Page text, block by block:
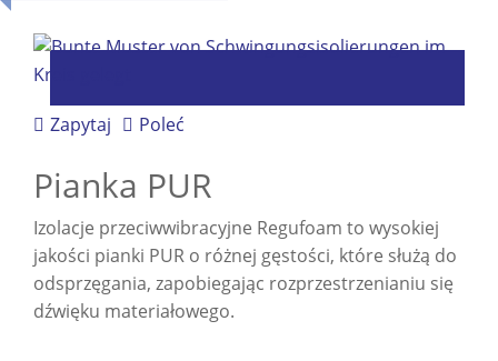
Zapytaj Poleć
Pianka PUR
Izolacje przeciwwibracyjne Regufoam to wysokiej
jakości pianki PUR o różnej gęstości, które służą do
odsprzęgania, zapobiegając rozprzestrzenianiu się
dźwięku materiałowego.